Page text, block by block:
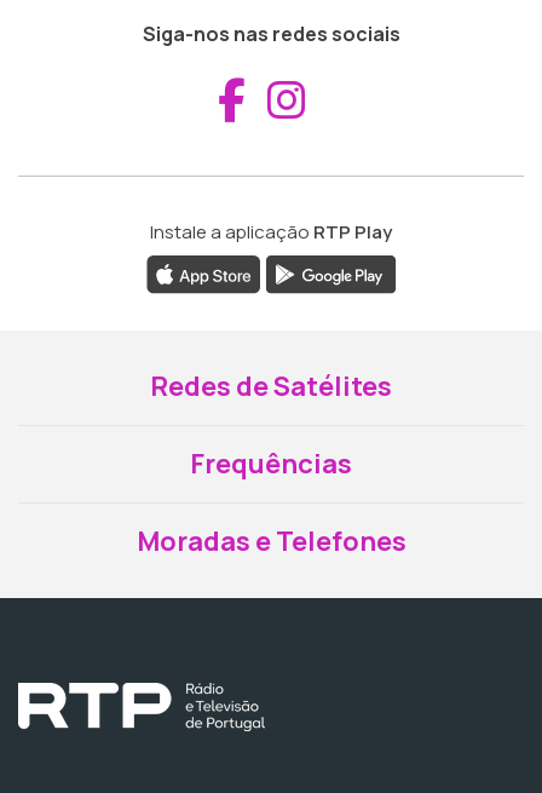
Siga-nos nas redes sociais
Aceder ao
Instale a aplicação RTP Play
Redes de Satélites
Frequências
Moradas e Telefones